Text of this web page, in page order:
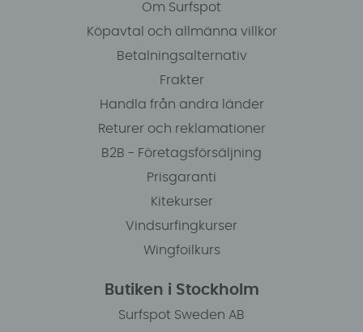
Om Surfspot
Köpavtal och allmänna villkor
Betalningsalternativ
Frakter
Handla från andra länder
Returer och reklamationer
B2B - Företagsförsäljning
Prisgaranti
Kitekurser
Vindsurfingkurser
Wingfoilkurs
Butiken i Stockholm
Surfspot Sweden AB